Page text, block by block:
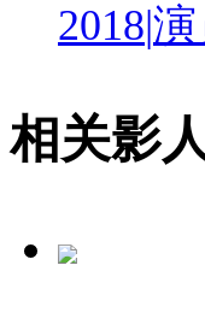
2018|
相关影